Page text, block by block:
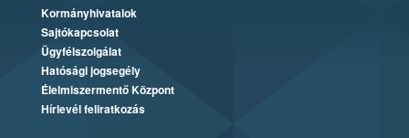
Kormányhivatalok
Sajtókapcsolat
Ügyfélszolgálat
Hatósági jogsegély
Élelmiszermentő Központ
Hírlevél feliratkozás